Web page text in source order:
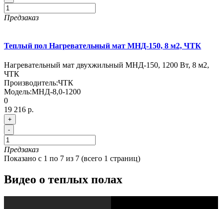
Предзаказ
Теплый пол Нагревательный мат МНД-150, 8 м2, ЧТК
Нагревательный мат двухжильный МНД-150, 1200 Вт, 8 м2,
ЧТК
Производитель:ЧТК
Модель:МНД-8,0-1200
0
19 216 р.
+
-
Предзаказ
Показано с 1 по 7 из 7 (всего 1 страниц)
Видео о теплых полах